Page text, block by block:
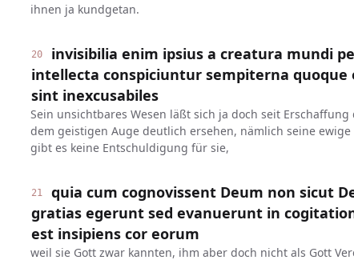
ihnen ja kundgetan.
20
invisibilia enim ipsius a creatura mundi
intellecta conspiciuntur sempiterna
sint inexcusabiles
Sein unsichtbares Wesen läßt sich ja doch seit
dem geistigen Auge deutlich ersehen, nämlich seine
gibt es keine Entschuldigung für sie,
21
quia cum cognovissent Deum non sicut
gratias egerunt sed evanuerunt in
est insipiens cor eorum
weil sie Gott zwar kannten, ihm aber doch nicht als Gott